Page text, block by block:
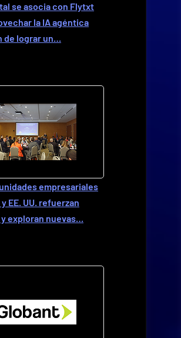
se asocia con Flytxt
la IA agéntica
de lograr un…
empresariales
EE. UU. refuerzan
exploran nuevas…